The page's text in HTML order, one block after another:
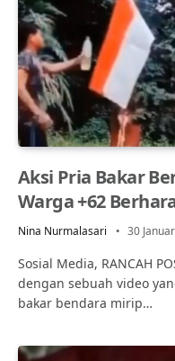
Aksi Pria Bakar
Warga +62
Nina Nurmalasari 30
Sosial Media, RANCAH
dengan sebuah video
bakar bendara mirip…